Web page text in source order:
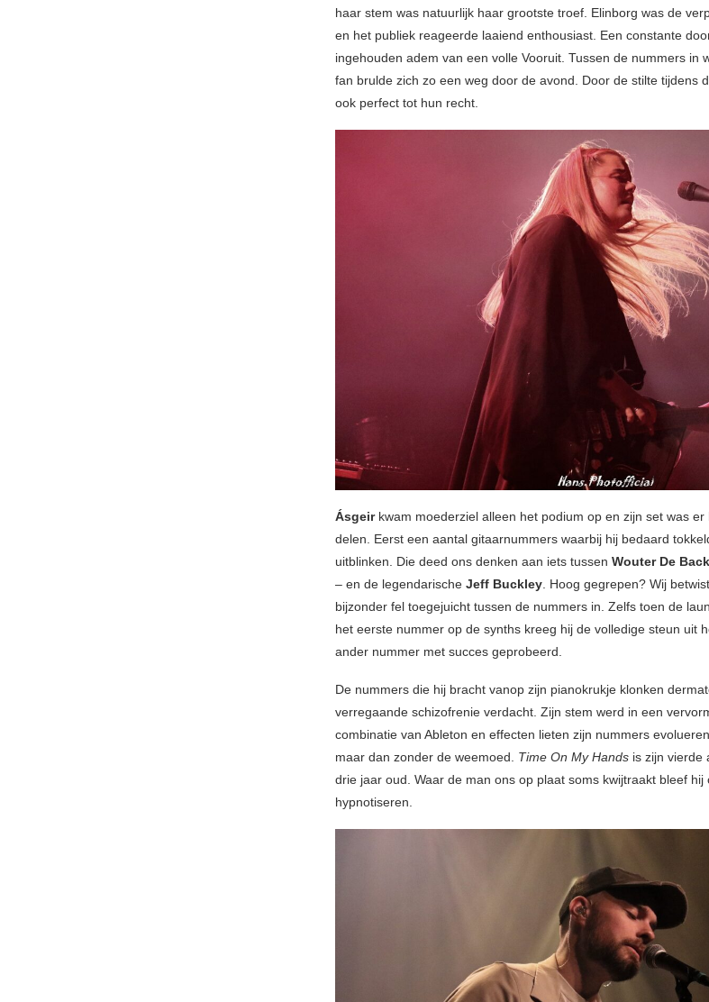
haar stem was natuurlijk haar grootste troef. Elinborg was de
en het publiek reageerde laaiend enthousiast. Een constante
ingehouden adem van een volle Vooruit. Tussen de nummers in
fan brulde zich zo een weg door de avond. Door de stilte tijdens
ook perfect tot hun recht.
Ásgeirkwam moederziel alleen het podium op en zijn set was er
delen. Eerst een aantal gitaarnummers waarbij hij bedaard
uitblinken. Die deed ons denken aan iets tussen Wouter De
– en de legendarische Jeff Buckley . Hoog gegrepen? Wij
bijzonder fel toegejuicht tussen de nummers in. Zelfs toen de
het eerste nummer op de synths kreeg hij de volledige steun uit
ander nummer met succes geprobeerd.
De nummers die hij bracht vanop zijn pianokrukje klonken
verregaande schizofrenie verdacht. Zijn stem werd in een
combinatie van Ableton en effecten lieten zijn nummers
maar dan zonder de weemoed. Time On My Hands is zijn vierde
drie jaar oud. Waar de man ons op plaat soms kwijtraakt bleef hij
hypnotiseren.